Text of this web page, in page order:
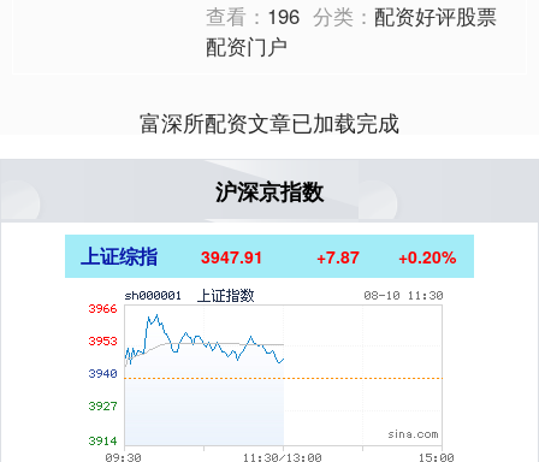
查看： 196 分类：配资好评股票
配资门户
富深所配资文章已加载完成
沪深京指数
上证综指 3947.91 +7.87 +0.20%